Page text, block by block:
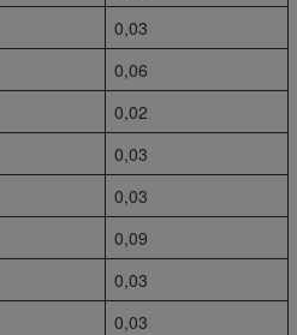
0,03
0,06
0,02
0,03
0,03
0,09
0,03
0,03